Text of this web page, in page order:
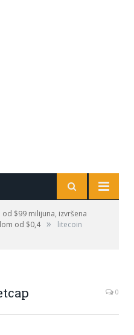
od $99 milijuna, izvršena
od $0,4 »
litecoin
0